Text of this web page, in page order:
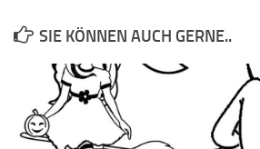
SIE KÖNNEN AUCH GERNE..